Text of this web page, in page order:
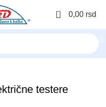
0 0,00 rsd
testere